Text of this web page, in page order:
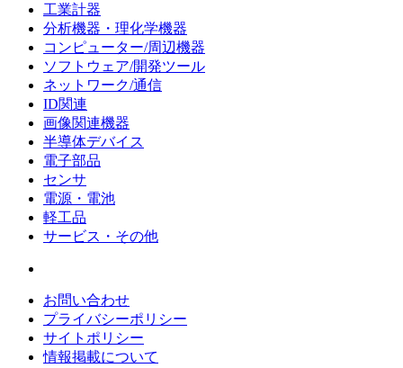
工業計器
分析機器・理化学機器
コンピューター/周辺機器
ソフトウェア/開発ツール
ネットワーク/通信
ID関連
画像関連機器
半導体デバイス
電子部品
センサ
電源・電池
軽工品
サービス・その他
お問い合わせ
プライバシーポリシー
サイトポリシー
情報掲載について